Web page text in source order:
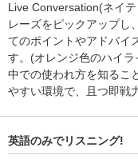
Live Conversation(ネイ
レーズをピックアップし
てのポイントやアドバイ
す。(オレンジ色のハイ
中での使われ方を知るこ
やすい環境で、且つ即戦
英語のみでリスニング!